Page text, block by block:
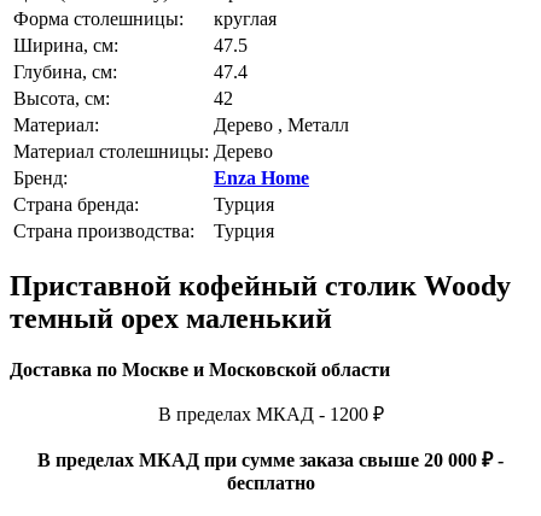
Форма столешницы:
круглая
Ширина, см:
47.5
Глубина, см:
47.4
Высота, см:
42
Материал:
Дерево , Металл
Материал столешницы: Дерево
Бренд:
Enza Home
Страна бренда:
Турция
Страна производства:
Турция
Приставной кофейный столик Woody
темный орех маленький
Доставка по Москве и Московской области
В пределах МКАД - 1200 ₽
В пределах МКАД при сумме заказа свыше 20 000 ₽ -
бесплатно